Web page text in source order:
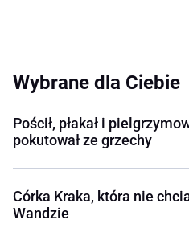
Wybrane dla Ciebie
Pościł, płakał i
pokutował ze grzechy
Córka Kraka, która nie
Wandzie